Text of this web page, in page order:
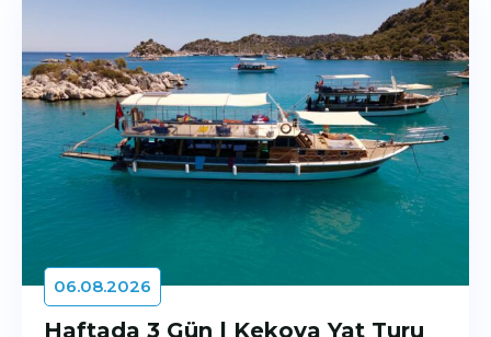
06.08.2026
Haftada 3 Gün | Kekova Yat Turu